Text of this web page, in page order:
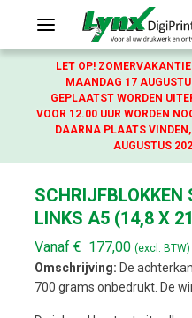
LET OP!
MAANDAG 17
GEPLAATST WORDEN
VOOR 12.00 UUR WORDEN
DAARNA PLAATS
AUGUSTUS
SCHRIJFBLOKKEN
LINKS A5 (14,8 X
Vanaf € 177,00 (excl. BTW)
Omschrijving: De
700 grams onbedrukt. De